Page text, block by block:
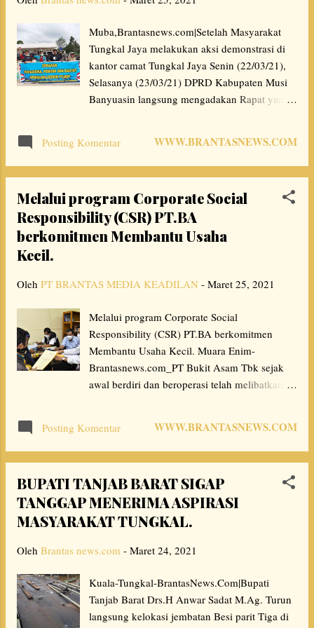
Brantasnews.com pada Sabtu (20/03/2021)
mendatangi titik lokasi yang dimaksud, jalan
yang semestinya dibangun dan menjadi akses
kebutuhan umum untuk warga desa Lubuk
Terentang, justru tidak dilakukan oleh
Lubuk Terentang. Proyek pengerasan jalan
hanya untuk akses...
Muba,Brantasnews.com|Setelah Masyarakat
Tungkal Jaya melakukan aksi demonstrasi di
kantor camat Tungkal Jaya Senin (22/03/21),
Selasanya (23/03/21) DPRD Kabupaten Musi
Banyuasin langsung mengadakan Rapat yang
bersama PT.Muba Elektrik Power, terkesan
jauh melenceng dari yang dituntut masyarakat
rakyat,DPRD terkesan tidak menyentuh
substansi tuntutan masyarakat. Rekomendasi
DPRD dari berita acara RDP justru menciderai
Mahasiswa bersama Rakyat Tungkal Jaya yang
TIDAK MENUNTUT: supaya PT.MEP
memperbaiki jaringan listriknya, dengan
membeli Recloser dan LBSFI untuk
Emergency perbaikan jaringan listrik, atau
melakukan Rekrutmen yang ahli dalam Bidang
tepat dan cepat terkait solus...
Posting Komentar WWW.BRANTASNEWS.COM
Melalui program Corporate Social
Responsibility (CSR) PT.BA
berkomitmen Membantu Usaha
Kecil.
Oleh PT BRANTAS MEDIA KEADILAN - Maret 25, 2021
Melalui program Corporate Social
Responsibility (CSR) PT.BA berkomitmen
Membantu Usaha Kecil. Muara Enim-
Brantasnews.com_PT Bukit Asam Tbk sejak
awal berdiri dan beroperasi telah melibatkan
program Corporate Social Responsibility (CSR)
PTBA berkomitmen mendorong tumbuhnya
usaha kecil.Diantaranya, memberikan
pendampingan, pelatihan dan bantuan
pemasaran sehingga akhirnya mampu
dan mandiri. Guna mencapai itu semua, di
Lingga Tanjung Enim (25/3), PTBA
melakukan penyaluran dana program
kemitraan tahap ke-2 Tahun 2021 sebelumnya
Posting Komentar WWW.BRANTASNEWS.COM
BUPATI TANJAB BARAT SIGAP
TANGGAP MENERIMA ASPIRASI
MASYARAKAT TUNGKAL.
Oleh Brantas news.com - Maret 24, 2021
Kuala-Tungkal-BrantasNews.Com|Bupati
Tanjab Barat Drs.H Anwar Sadat M.Ag. Turun
langsung kelokasi jembatan Besi parit Tiga di